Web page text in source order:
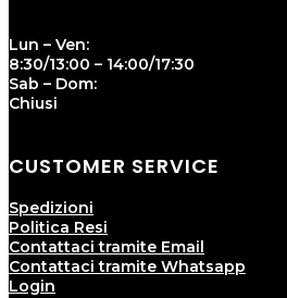
Lun – Ven:
8:30/13:00 – 14:00/17:30
Sab – Dom:
Chiusi
CUSTOMER SERVICE
Spedizioni
Politica Resi
Contattaci tramite Email
Contattaci tramite Whatsapp
Login